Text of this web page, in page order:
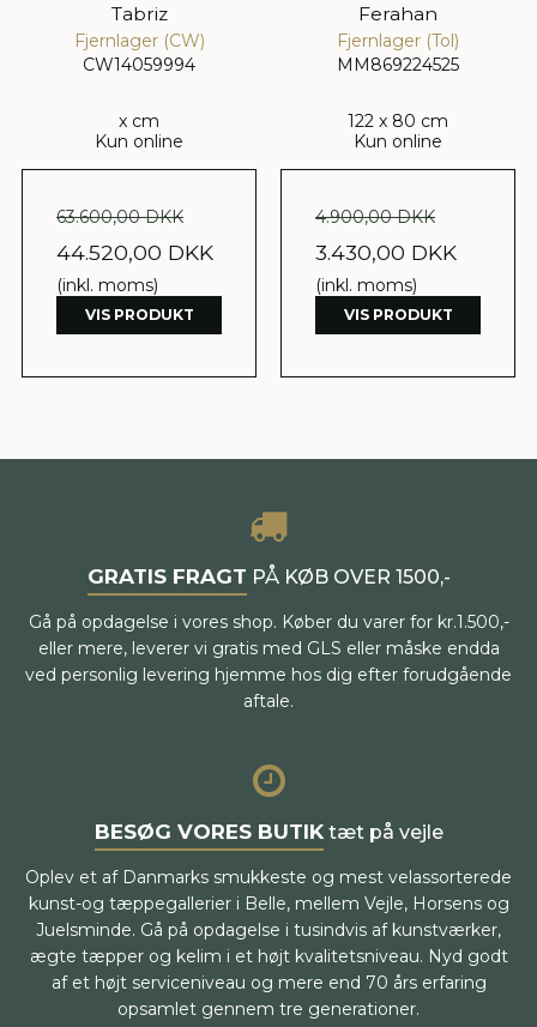
Tabriz
Fjernlager (CW)
CW14059994
x cm
Kun online
63.600,00 DKK
44.520,00 DKK
(inkl. moms)
VIS PRODUKT
Ferahan
Fjernlager (Tol)
MM869224525
122 x 80 cm
Kun online
4.900,00 DKK
3.430,00 DKK
(inkl. moms)
VIS PRODUKT
GRATIS FRAGT PÅ KØB OVER 1500,-
Gå på opdagelse i vores shop. Køber du varer for kr.1.500,-
eller mere, leverer vi gratis med GLS eller måske endda
ved personlig levering hjemme hos dig efter forudgående
aftale.
BESØG VORES BUTIKtæt på vejle
Oplev et af Danmarks smukkeste og mest velassorterede
kunst-og tæppegallerier i Belle, mellem Vejle, Horsens og
Juelsminde. Gå på opdagelse i tusindvis af kunstværker,
ægte tæpper og kelim i et højt kvalitetsniveau. Nyd godt
af et højt serviceniveau og mere end 70 års erfaring
opsamlet gennem tre generationer.